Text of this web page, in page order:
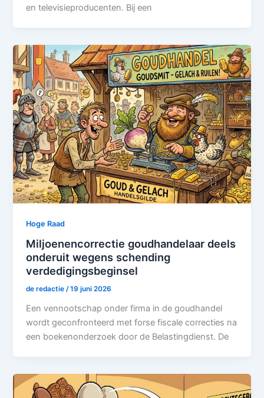
en televisieproducenten. Bij een
Hoge Raad
Miljoenencorrectie goudhandelaar deels
onderuit wegens schending
verdedigingsbeginsel
de redactie/19 juni 2026
Een vennootschap onder firma in de goudhandel
wordt geconfronteerd met forse fiscale correcties na
een boekenonderzoek door de Belastingdienst. De